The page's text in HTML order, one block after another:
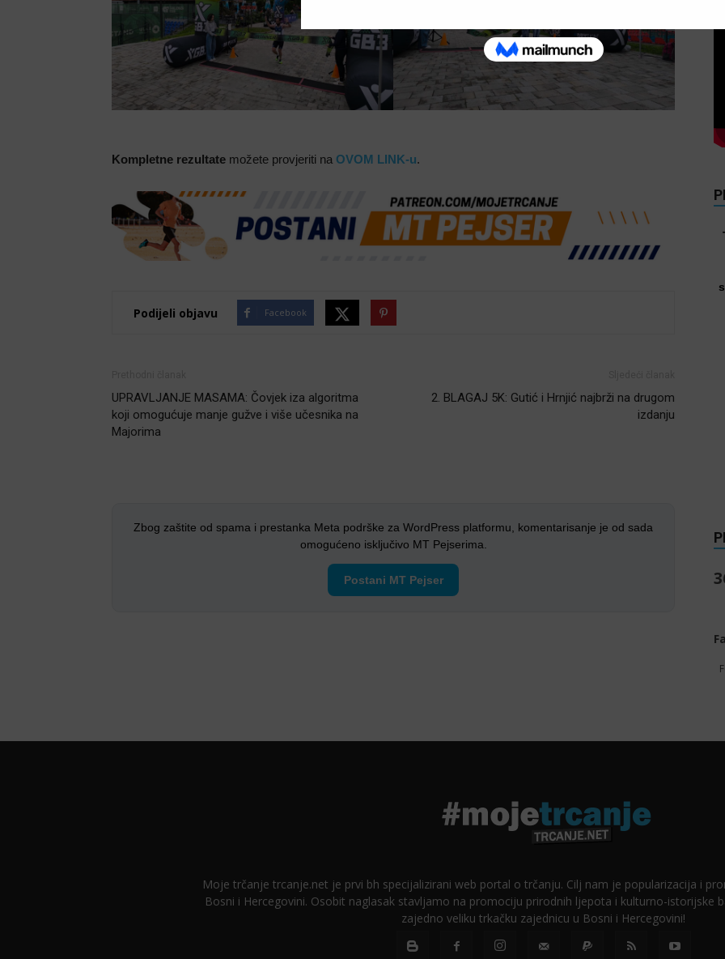
Kompletne rezultate možete provjeriti na OVOM LINK-u.
Podijeli objavu Facebook
UPRAVLJANJE MASAMA: Čovjek iza algoritma
koji omogućuje manje gužve i više učesnika na
Majorima
2. BLAGAJ 5K: Gutić i Hrnjić najbrži na drugom
izdanju
Zbog zaštite od spama i prestanka Meta podrške za WordPress platformu, komentarisanje je od sada
omogućeno isključivo MT Pejserima.
Postani MT Pejser
Moje trčanje trcanje.net je prvi bh specijalizirani web portal o trčanju. Cilj nam je popularizacija i
Bosni i Hercegovini. Osobit naglasak stavljamo na promociju prirodnih ljepota i kulturno-istorijske
zajedno veliku trkačku zajednicu u Bosni i Hercegovini!